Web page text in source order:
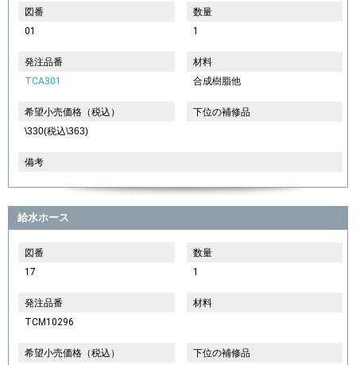
図番
01
数量
1
発注品番
TCA301
材料
合成樹脂他
希望小売価格（税込）
\330(税込\363)
下位の補修品
備考
給水ホース
図番
17
数量
1
発注品番
TCM10296
材料
希望小売価格（税込）
下位の補修品